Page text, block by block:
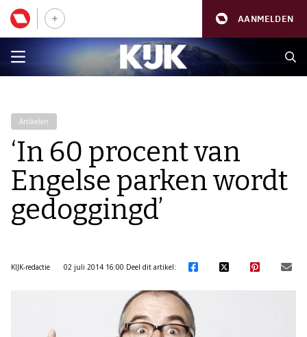
AANMELDEN
Artikelen
‘In 60 procent van
Engelse parken wordt
gedoggingd’
KIJK-redactie 02 juli 2014 16:00 Deel dit artikel: